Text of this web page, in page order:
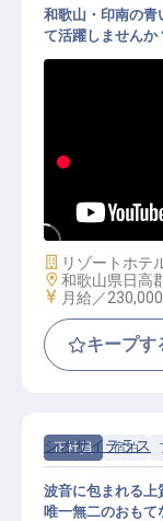
寮全額会社
和歌山・印南の青
て活躍しませんか
施設業態
リゾートホテ
勤務地
和歌山県日高
給与
月給／
キープす
正社員 宿泊
シオサイテラス
波音に包まれる上
唯一無二のおもて